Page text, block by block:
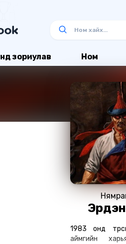
зориулав Ном
1983 онд
аймгийн